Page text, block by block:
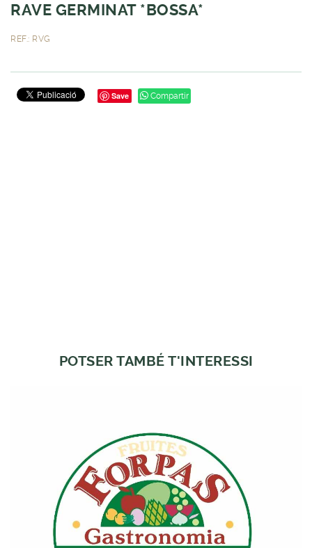
RAVE GERMINAT *BOSSA*
REF.: RVG
Save Compartir
POTSER TAMBÉ T'INTERESSI